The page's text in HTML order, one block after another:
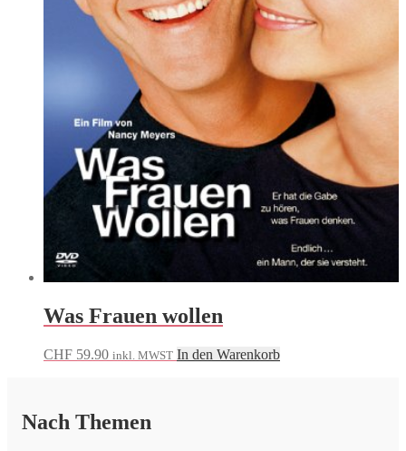
Was Frauen wollen
CHF 59.90 inkl. MWST In den Warenkorb
Nach Themen